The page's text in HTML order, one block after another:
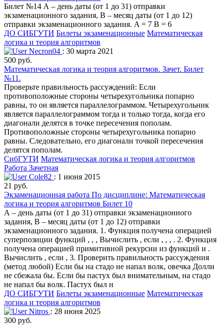
Билет №14 А – день даты (от 1 до 31) отправки
экзаменационного задания, В – месяц даты (от 1 до 12)
отправки экзаменационного задания. A = 7 B = 6
ДО СИБГУТИ Билеты экзаменационные Математическая
логика и теория алгоритмов
Necron04 : 30 марта 2021
500 руб.
Математическая логика и теория алгоритмов. Зачет. Билет
№11.
Проверьте правильность рассуждений: Если
противоположные стороны четырехугольника попарно
равны, то он является параллелограммом. Четырехугольник
является параллелограммом тогда и только тогда, когда его
диагонали делятся в точке пересечения пополам.
Противоположные стороны четырехугольника попарно
равны. Следовательно, его диагонали точкой пересечения
делятся пополам.
СибГУТИ Математическая логика и теория алгоритмов
Работа Зачетная
Cole82 : 1 июня 2015
21 руб.
Экзаменационная работа По дисциплине: Математическая
логика и теория алгоритмов Билет 10
А – день даты (от 1 до 31) отправки экзаменационного
задания, В – месяц даты (от 1 до 12) отправки
экзаменационного задания. 1. Функция получена операцией
суперпозиции функций , , , Вычислить , если , , , . 2. Функция
получена операцией примитивной рекурсии из функций и .
Вычислить , если , 3. Проверить правильность рассуждения
(метод любой) Если бы на стадо не напал волк, овечка Долли
не сбежала бы. Если бы пастух был внимательным, на стадо
не напал бы волк. Пастух был н
ДО СИБГУТИ Билеты экзаменационные Математическая
логика и теория алгоритмов
Nitros : 28 июня 2025
300 руб.